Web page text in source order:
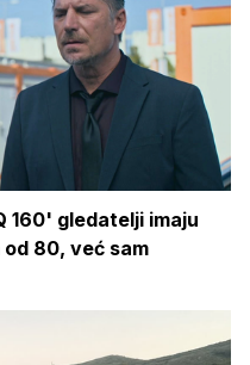
160' gledatelji imaju
80, već sam